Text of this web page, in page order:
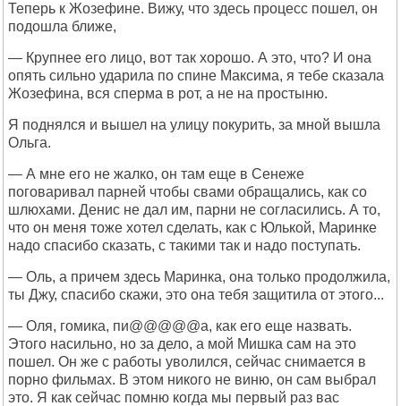
Теперь к Жозефине. Вижу, что здесь процесс пошел, он
подошла ближе,
— Крупнее его лицо, вот так хорошо. А это, что? И она
опять сильно ударила по спине Максима, я тебе сказала
Жозефина, вся сперма в рот, а не на простыню.
Я поднялся и вышел на улицу покурить, за мной вышла
Ольга.
— А мне его не жалко, он там еще в Сенеже
поговаривал парней чтобы свами обращались, как со
шлюхами. Денис не дал им, парни не согласились. А то,
что он меня тоже хотел сделать, как с Юлькой, Маринке
надо спасибо сказать, с такими так и надо поступать.
— Оль, а причем здесь Маринка, она только продолжила,
ты Джу, спасибо скажи, это она тебя защитила от этого...
— Оля, гомика, пи@@@@@а, как его еще назвать.
Этого насильно, но за дело, а мой Мишка сам на это
пошел. Он же с работы уволился, сейчас снимается в
порно фильмах. В этом никого не виню, он сам выбрал
это. Я как сейчас помню когда мы первый раз вас